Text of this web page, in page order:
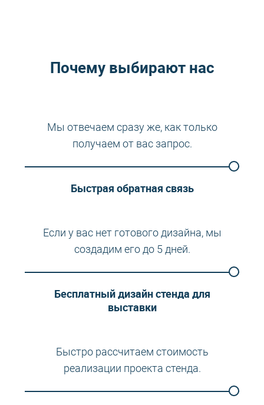
Почему выбирают нас
Мы отвечаем сразу же, как только
получаем от вас запрос.
Быстрая обратная связь
Если у вас нет готового дизайна, мы
создадим его до 5 дней.
Бесплатный дизайн стенда для
выставки
Быстро рассчитаем стоимость
реализации проекта стенда.